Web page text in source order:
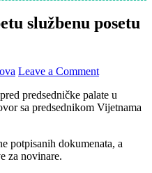
službenu posetu
Leave a Comment
predsedničke palate u
sa predsednikom Vijetnama
potpisanih dokumenata, a
za novinare.